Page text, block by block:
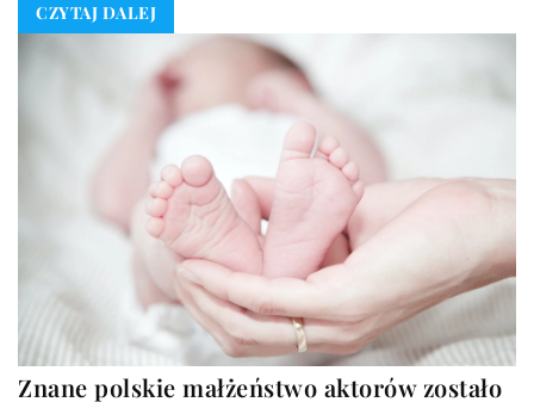
CZYTAJ DALEJ
Znane polskie małżeństwo aktorów zostało